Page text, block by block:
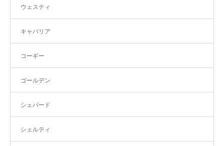
ウェスティ
キャバリア
コーギー
ゴールデン
シェパード
シェルティ